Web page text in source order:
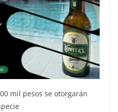
mil pesos se otorgarán